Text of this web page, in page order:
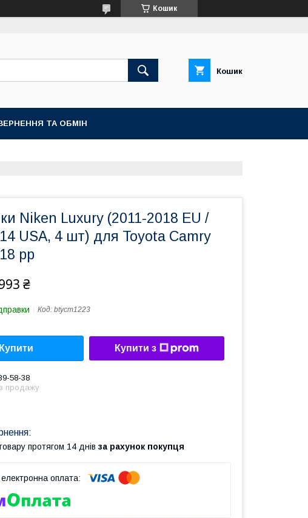
Кошик
Кошик
ТА ОБМІН
Niken Luxury (2011-2018 EU /
USA, 4 шт) для Toyota Camry
рр
₴
Код: btycm1223
Купити Купити з
58-38
продажу
протягом 14 днів за рахунок покупця